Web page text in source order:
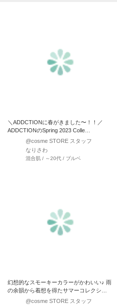
＼ADDCTIONに春がきました〜！！／
ADDCTIONのSpring 2023 Colle…
@cosme STORE スタッフ
なりさわ
混合肌 / ～20代 / ブルベ
幻想的なスモーキーカラーがかわいい♪ 雨
の余韻から着想を得たサマーコレクショ
ンをレビュー！ ソ…
@cosme STORE スタッフ